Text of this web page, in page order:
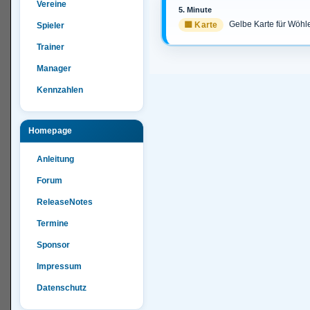
Vereine
Spieler
Trainer
Manager
Kennzahlen
Homepage
Anleitung
Forum
ReleaseNotes
Termine
Sponsor
Impressum
Datenschutz
5. Minute
🟨 Karte Gelbe Karte für